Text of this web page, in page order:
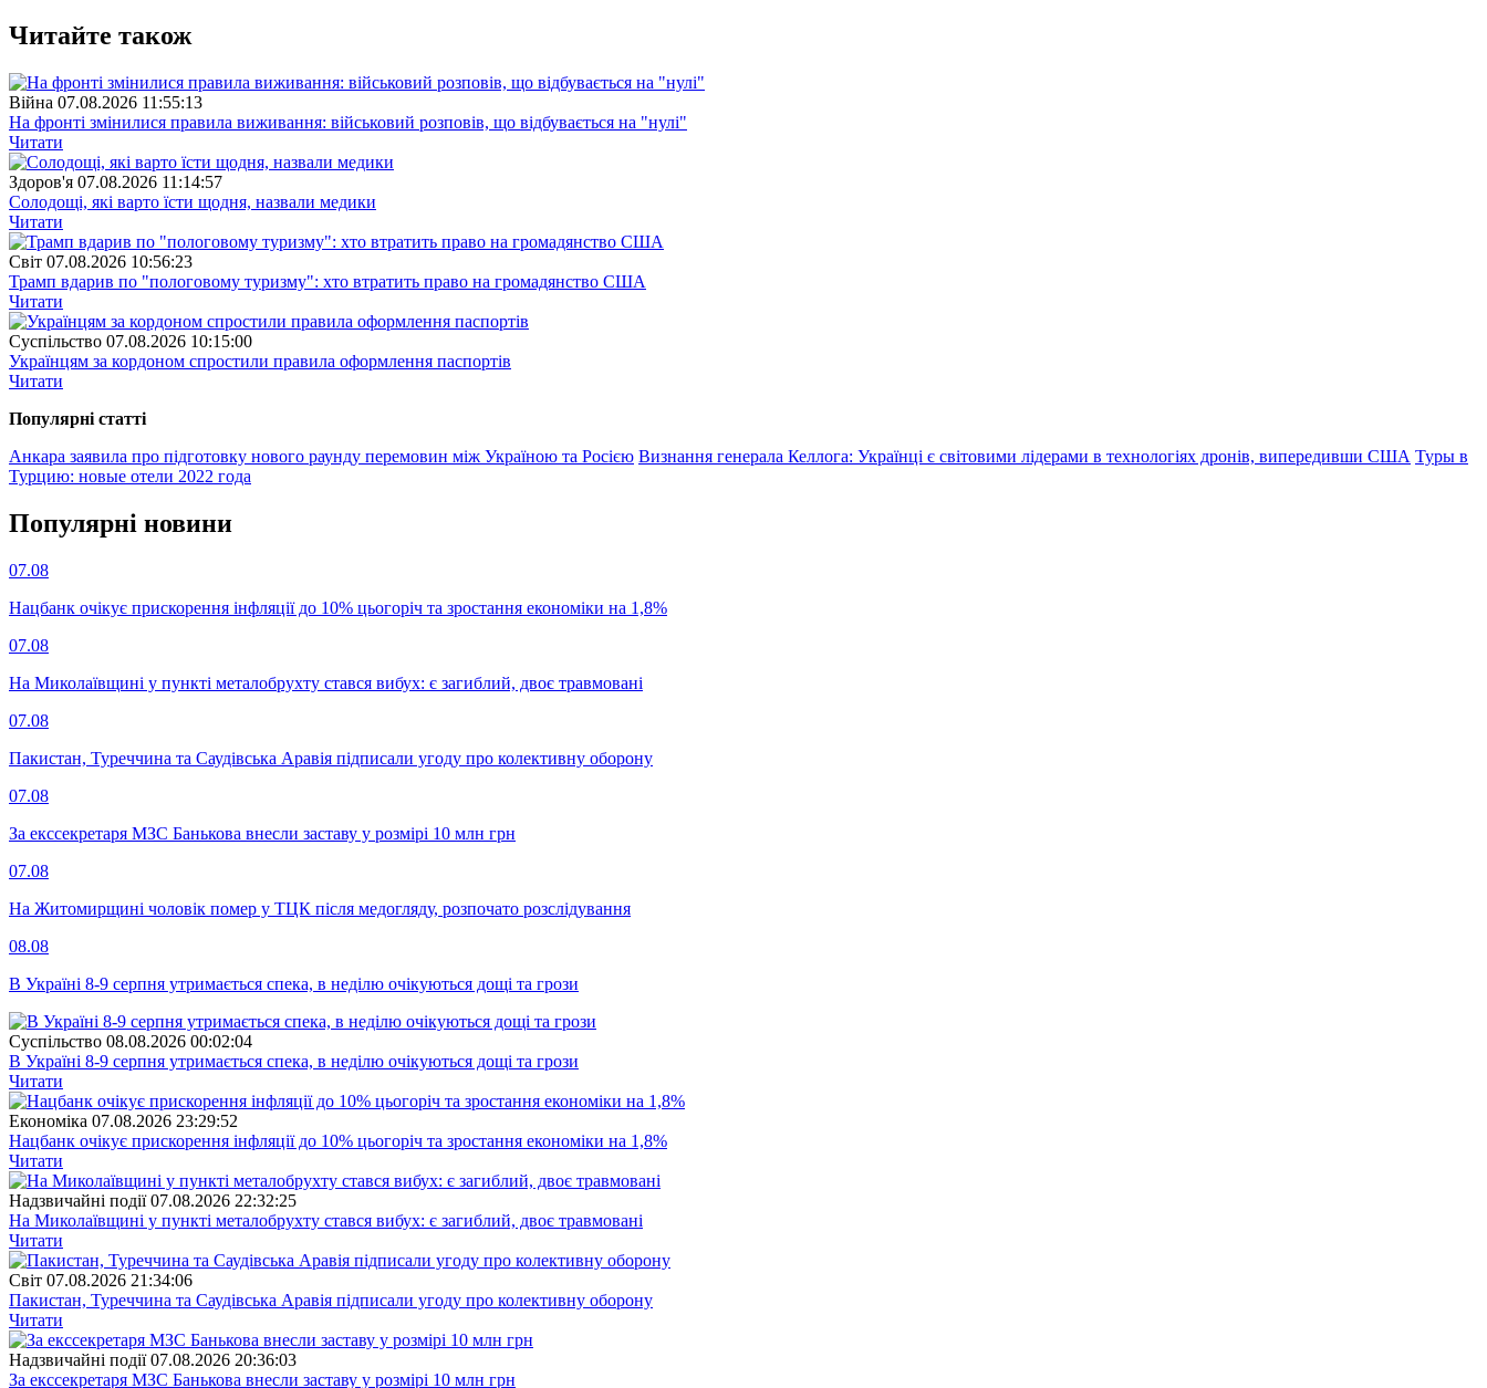
Читайте також
Війна 07.08.2026 11:55:13
На фронті змінилися правила виживання: військовий розповів, що відбувається на "нулі"
Читати
Здоров'я 07.08.2026 11:14:57
Солодощі, які варто їсти щодня, назвали медики
Читати
Свiт 07.08.2026 10:56:23
Трамп вдарив по "пологовому туризму": хто втратить право на громадянство США
Читати
Суспiльство 07.08.2026 10:15:00
Українцям за кордоном спростили правила оформлення паспортів
Читати
Популярнi статтi
Анкара заявила про підготовку нового раунду перемовин між Україною та Росією Визнання генерала Келлога: Українці є світовими лідерами в технологіях дронів, випередивши США Туры в
Турцию: новые отели 2022 года
Популярнi новини
07.08
Нацбанк очікує прискорення інфляції до 10% цьогоріч та зростання економіки на 1,8%
07.08
На Миколаївщині у пункті металобрухту стався вибух: є загиблий, двоє травмовані
07.08
Пакистан, Туреччина та Саудівська Аравія підписали угоду про колективну оборону
07.08
За екссекретаря МЗС Банькова внесли заставу у розмірі 10 млн грн
07.08
На Житомирщині чоловік помер у ТЦК після медогляду, розпочато розслідування
08.08
В Україні 8-9 серпня утримається спека, в неділю очікуються дощі та грози
Суспiльство 08.08.2026 00:02:04
В Україні 8-9 серпня утримається спека, в неділю очікуються дощі та грози
Читати
Економіка 07.08.2026 23:29:52
Нацбанк очікує прискорення інфляції до 10% цьогоріч та зростання економіки на 1,8%
Читати
Надзвичайні події 07.08.2026 22:32:25
На Миколаївщині у пункті металобрухту стався вибух: є загиблий, двоє травмовані
Читати
Свiт 07.08.2026 21:34:06
Пакистан, Туреччина та Саудівська Аравія підписали угоду про колективну оборону
Читати
Надзвичайні події 07.08.2026 20:36:03
За екссекретаря МЗС Банькова внесли заставу у розмірі 10 млн грн